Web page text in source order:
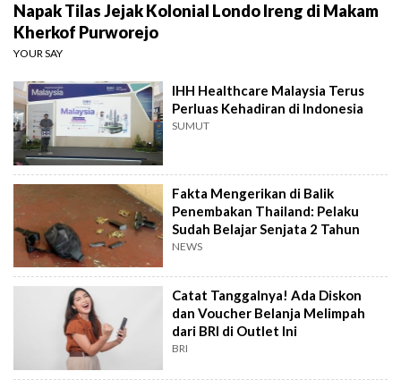
Napak Tilas Jejak Kolonial Londo Ireng di Makam
Kherkof Purworejo
YOUR SAY
IHH Healthcare Malaysia Terus
Perluas Kehadiran di Indonesia
SUMUT
Fakta Mengerikan di Balik
Penembakan Thailand: Pelaku
Sudah Belajar Senjata 2 Tahun
NEWS
Catat Tanggalnya! Ada Diskon
dan Voucher Belanja Melimpah
dari BRI di Outlet Ini
BRI